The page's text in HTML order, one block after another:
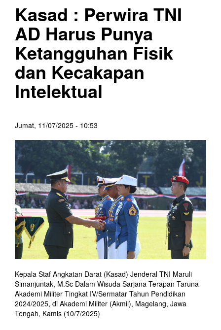
Kasad : Perwira TNI
AD Harus Punya
Ketangguhan Fisik
dan Kecakapan
Intelektual
Jumat, 11/07/2025 - 10:53
Kepala Staf Angkatan Darat (Kasad) Jenderal TNI Maruli
Simanjuntak, M.Sc Dalam Wisuda Sarjana Terapan Taruna
Akademi Militer Tingkat IV/Sermatar Tahun Pendidikan
2024/2025, di Akademi Militer (Akmil), Magelang, Jawa
Tengah, Kamis (10/7/2025)